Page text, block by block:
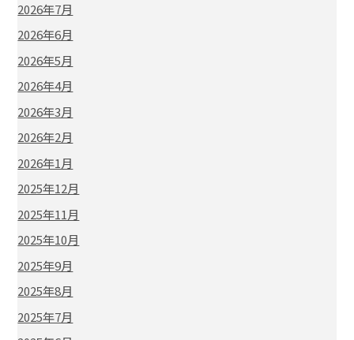
2026年7月
2026年6月
2026年5月
2026年4月
2026年3月
2026年2月
2026年1月
2025年12月
2025年11月
2025年10月
2025年9月
2025年8月
2025年7月